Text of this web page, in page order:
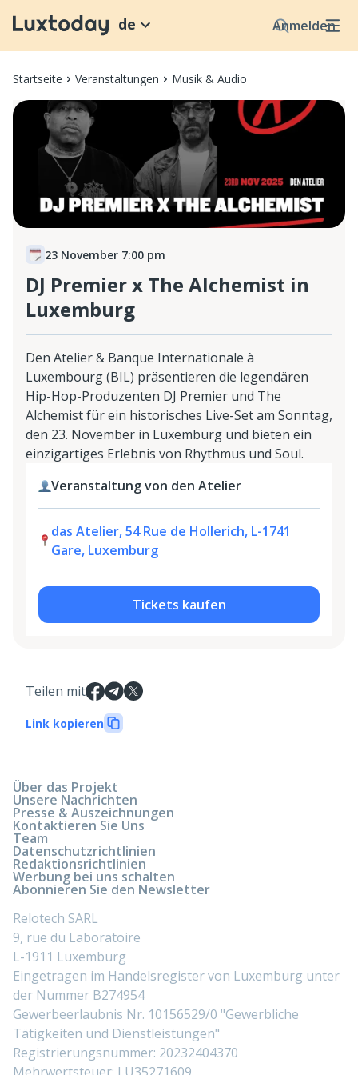
Anmelden
de
Startseite Veranstaltungen Musik & Audio
23 November 7:00 pm
DJ Premier x The Alchemist in
Luxemburg
Den Atelier & Banque Internationale à
Luxembourg (BIL) präsentieren die legendären
Hip-Hop-Produzenten DJ Premier und The
Alchemist für ein historisches Live-Set am Sonntag,
den 23. November in Luxemburg und bieten ein
einzigartiges Erlebnis von Rhythmus und Soul.
Veranstaltung von den Atelier
das Atelier, 54 Rue de Hollerich, L-1741
Gare, Luxemburg
Tickets kaufen
Teilen mit
Link kopieren
Über das Projekt
Unsere Nachrichten
Presse & Auszeichnungen
Kontaktieren Sie Uns
Team
Datenschutzrichtlinien
Redaktionsrichtlinien
Werbung bei uns schalten
Abonnieren Sie den Newsletter
Relotech SARL
9, rue du Laboratoire
L-1911 Luxemburg
Eingetragen im Handelsregister von Luxemburg unter
der Nummer B274954
Gewerbeerlaubnis Nr. 10156529/0 "Gewerbliche
Tätigkeiten und Dienstleistungen"
Registrierungsnummer: 20232404370